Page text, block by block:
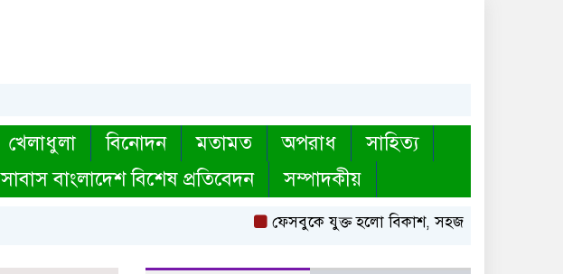
খেলাধুলা বিনোদন মতামত অপরাধ
সাহিত্য
সাবাস বাংলাদেশ বিশেষ প্রতিবেদন সম্পাদকীয়
ফেসবুকে যুক্ত হলো বিকাশ, সহজ হলো ডিজিটাল